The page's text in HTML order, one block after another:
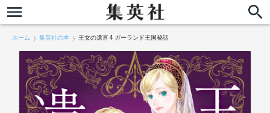
ホーム 集英社の本 王女の遺言 4 ガーランド王国秘話